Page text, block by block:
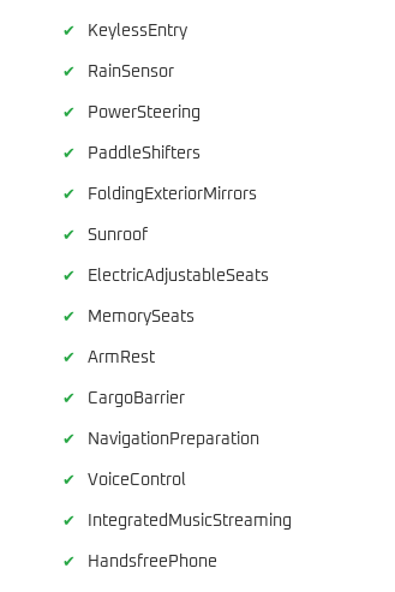
✔ KeylessEntry
✔ RainSensor
✔ PowerSteering
✔ PaddleShifters
✔ FoldingExteriorMirrors
✔ Sunroof
✔ ElectricAdjustableSeats
✔ MemorySeats
✔ ArmRest
✔ CargoBarrier
✔ NavigationPreparation
✔ VoiceControl
✔ IntegratedMusicStreaming
✔ HandsfreePhone